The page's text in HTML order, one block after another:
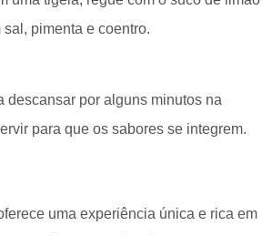
pimenta e coentro.
descansar por alguns minutos na
para que os sabores se integrem.
uma experiência única e rica em